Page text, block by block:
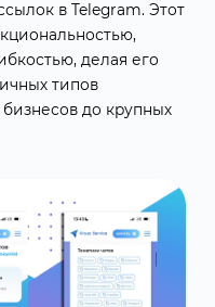
в Telegram. Этот
делая его
типов
до крупных